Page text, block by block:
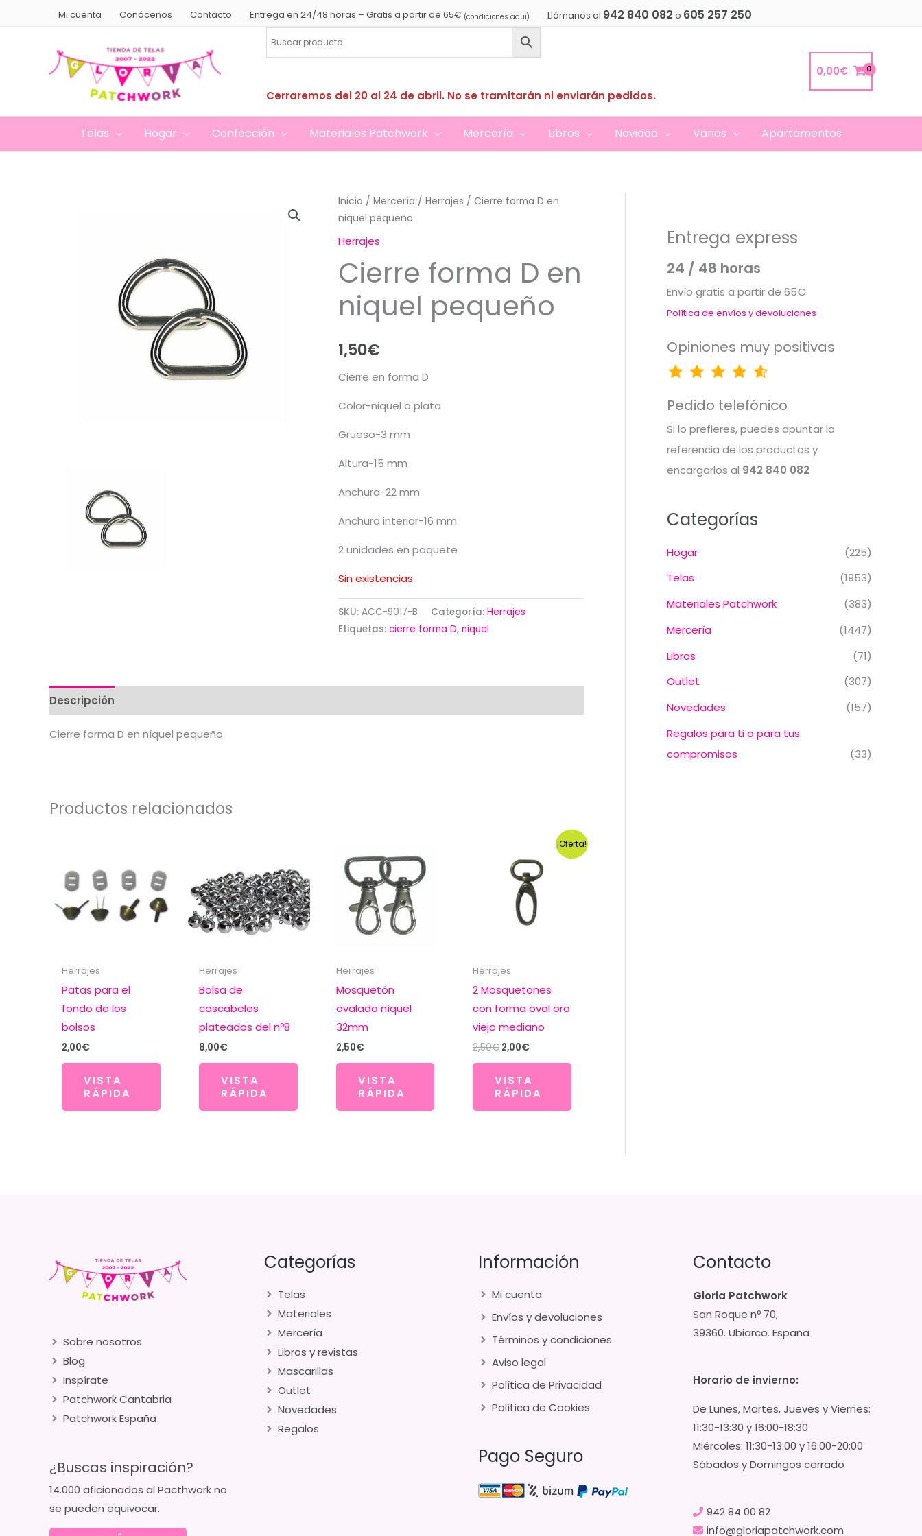
Mi cuenta Conócenos Contacto Entrega en 24/48 horas – Gratis a partir de 65€ (condiciones aquí) Llámanos al 942 840 082 o 605 257 250
Cerraremos del 20 al 24 de abril. No se tramitarán ni enviarán pedidos.
0,00€
Telas Hogar Confección Materiales Patchwork Mercería Libros Navidad Varios Apartamentos
Inicio / Mercería / Herrajes / Cierre forma D en
niquel pequeño
Herrajes
Cierre forma D en
niquel pequeño
1,50€
Cierre en forma D
Color-niquel o plata
Grueso-3 mm
Altura-15 mm
Anchura-22 mm
Anchura interior-16 mm
2 unidades en paquete
Sin existencias
SKU: ACC-9017-B Categoría: Herrajes
Etiquetas: cierre forma D, niquel
Descripción
Cierre forma D en níquel pequeño
Productos relacionados
Herrajes
Patas para el
fondo de los
bolsos
2,00€
VISTA
RÁPIDA
Herrajes
Bolsa de
cascabeles
plateados del nº8
8,00€
VISTA
RÁPIDA
Herrajes
Mosquetón
ovalado níquel
32mm
2,50€
VISTA
RÁPIDA
¡Oferta!
Herrajes
2 Mosquetones
con forma oval oro
viejo mediano
2,50€ El
era:
2,50€.
2,00€
es:
2,00€.
VISTA
RÁPIDA
Entrega express
24 / 48 horas
Envío gratis a partir de 65€
Política de envíos y devoluciones
Opiniones muy positivas
Pedido telefónico
Si lo prefieres, puedes apuntar la
referencia de los productos y
encargarlos al 942 840 082
Categorías
Hogar
(225)
Telas
(1953)
Materiales Patchwork
(383)
Mercería
(1447)
Libros
(71)
Outlet
(307)
Novedades
(157)
Regalos para ti o para tus
compromisos
(33)
Sobre nosotros
Blog
Inspírate
Patchwork Cantabria
Patchwork España
¿Buscas inspiración?
14.000 aficionados al Pacthwork no
se pueden equivocar.
Categorías
Telas
Materiales
Mercería
Libros y revistas
Mascarillas
Outlet
Novedades
Regalos
Información
Mi cuenta
Envíos y devoluciones
Términos y condiciones
Aviso legal
Política de Privacidad
Política de Cookies
Pago Seguro
Contacto
Gloria Patchwork
San Roque nº 70,
39360. Ubiarco. España
Horario de invierno:
De Lunes, Martes, Jueves y Viernes:
11:30-13:30 y 16:00-18:30
Miércoles: 11:30-13:00 y 16:00-20:00
Sábados y Domingos cerrado
942 84 00 82
info@gloriapatchwork.com